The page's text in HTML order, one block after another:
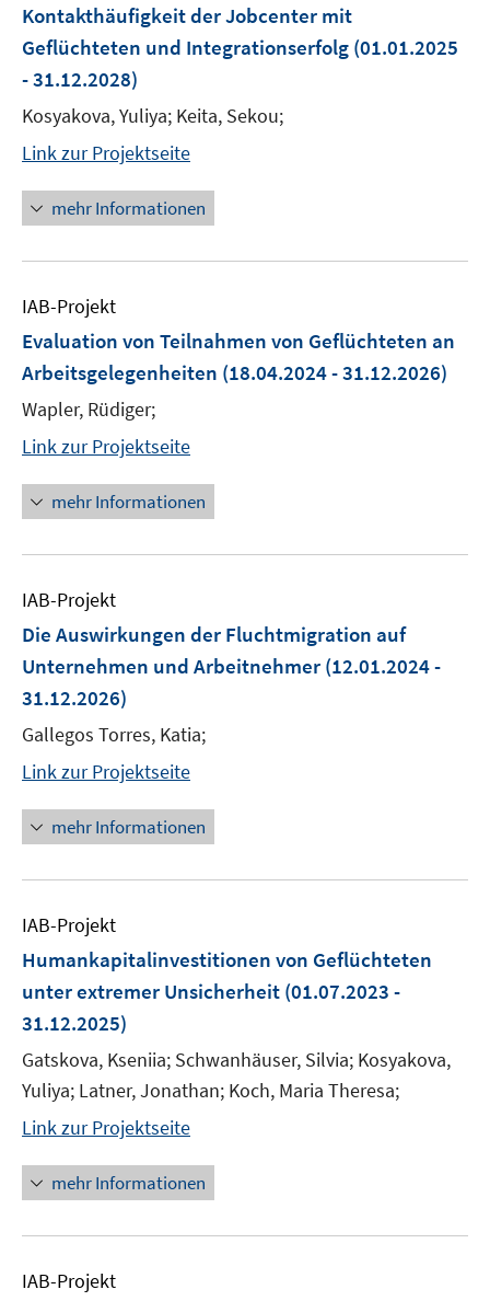
Kontakthäufigkeit der Jobcenter mit
Geflüchteten und Integrationserfolg (01.01.2025
- 31.12.2028)
Kosyakova, Yuliya; Keita, Sekou;
Link zur Projektseite
mehr Informationen
IAB-Projekt
Evaluation von Teilnahmen von Geflüchteten an
Arbeitsgelegenheiten (18.04.2024 - 31.12.2026)
Wapler, Rüdiger;
Link zur Projektseite
mehr Informationen
IAB-Projekt
Die Auswirkungen der Fluchtmigration auf
Unternehmen und Arbeitnehmer (12.01.2024 -
31.12.2026)
Gallegos Torres, Katia;
Link zur Projektseite
mehr Informationen
IAB-Projekt
Humankapitalinvestitionen von Geflüchteten
unter extremer Unsicherheit (01.07.2023 -
31.12.2025)
Gatskova, Kseniia; Schwanhäuser, Silvia; Kosyakova,
Yuliya; Latner, Jonathan; Koch, Maria Theresa;
Link zur Projektseite
mehr Informationen
IAB-Projekt